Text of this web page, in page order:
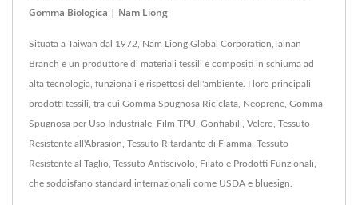
Gomma Biologica | Nam Liong
Situata a Taiwan dal 1972, Nam Liong Global Corporation,Tainan
Branch è un produttore di materiali tessili e compositi in schiuma ad
alta tecnologia, funzionali e rispettosi dell'ambiente. I loro principali
prodotti tessili, tra cui Gomma Spugnosa Riciclata, Neoprene, Gomma
Spugnosa per Uso Industriale, Film TPU, Gonfiabili, Velcro, Tessuto
Resistente all'Abrasion, Tessuto Ritardante di Fiamma, Tessuto
Resistente al Taglio, Tessuto Antiscivolo, Filato e Prodotti Funzionali,
che soddisfano standard internazionali come USDA e bluesign.